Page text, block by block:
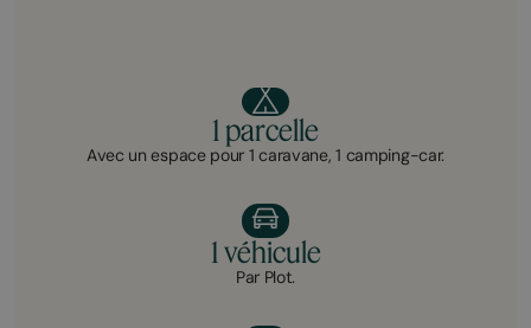
1 parcelle
Avec un espace pour 1 caravane, 1 camping-car.
1 véhicule
Par Plot.